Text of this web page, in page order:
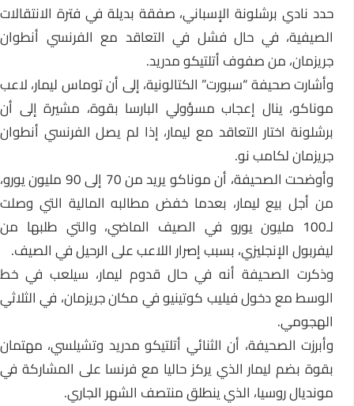
حدد نادي برشلونة الإسباني، صفقة بديلة في فترة الانتقالات
الصيفية، في حال فشل في التعاقد مع الفرنسي أنطوان
جريزمان، من صفوف أتلتيكو مدريد.
وأشارت صحيفة “سبورت” الكتالونية، إلى أن توماس ليمار، لاعب
موناكو، ينال إعجاب مسؤولي البارسا بقوة، مشيرة إلى أن
برشلونة اختار التعاقد مع ليمار، إذا لم يصل الفرنسي أنطوان
جريزمان لكامب نو.
وأوضحت الصحيفة، أن موناكو يريد من 70 إلى 90 مليون يورو،
من أجل بيع ليمار، بعدما خفض مطالبه المالية التي وصلت
لـ100 مليون يورو في الصيف الماضي، والتي طلبها من
ليفربول الإنجليزي، بسبب إصرار اللاعب على الرحيل في الصيف.
وذكرت الصحيفة أنه في حال قدوم ليمار، سيلعب في خط
الوسط مع دخول فيليب كوتينيو في مكان جريزمان، في الثلاثي
الهجومي.
وأبرزت الصحيفة، أن الثنائي أتلتيكو مدريد وتشيلسي، مهتمان
بقوة بضم ليمار الذي يركز حاليا مع فرنسا على المشاركة في
مونديال روسيا، الذي ينطلق منتصف الشهر الجاري.